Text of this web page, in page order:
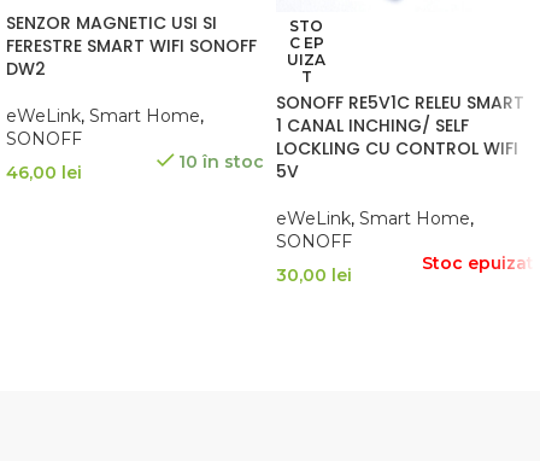
SENZOR MAGNETIC USI SI
FERESTRE SMART WIFI SONOFF
DW2
eWeLink, Smart Home,
SONOFF
46,00 lei 10 în stoc
STO
C EP
UIZA
T
SONOFF RE5V1C RELEU SMART
1 CANAL INCHING/ SELF
LOCKLING CU CONTROL WIFI
5V
eWeLink, Smart Home,
SONOFF
30,00 lei
Stoc epuizat